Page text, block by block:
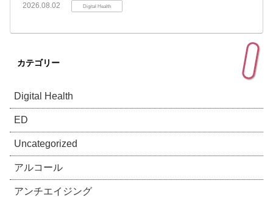
2026.08.02 Digital Health
カテゴリー
Digital Health
ED
Uncategorized
アルコール
アンチエイジング